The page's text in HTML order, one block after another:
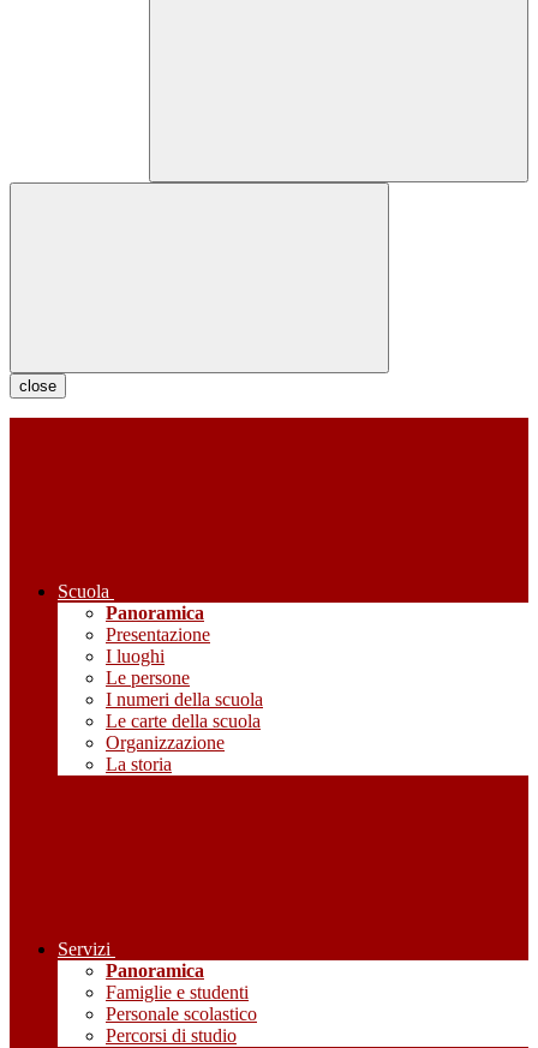
close
Scuola
Panoramica
Presentazione
I luoghi
Le persone
I numeri della scuola
Le carte della scuola
Organizzazione
La storia
Servizi
Panoramica
Famiglie e studenti
Personale scolastico
Percorsi di studio